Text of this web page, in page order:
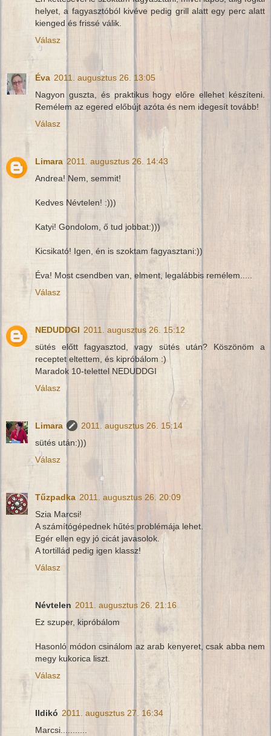
helyet, a fagyasztóból kivéve pedig grill alatt egy perc alatt
kienged és frissé válik.
Válasz
Éva 2011. augusztus 26. 13:05
Nagyon guszta, és praktikus hogy előre ellehet készíteni.
Remélem az egered előbújt azóta és nem idegesít tovább!
Válasz
Limara 2011. augusztus 26. 14:43
Andrea! Nem, semmit!
Kedves Névtelen! :)))
Katyi! Gondolom, ő tud jobbat:)))
Kicsikató! Igen, én is szoktam fagyasztani:))
Éva! Most csendben van, elment, legalábbis remélem.....
Válasz
NEDUDDGI 2011. augusztus 26. 15:12
sütés előtt fagyasztod, vagy sütés után? Köszönöm a
receptet eltettem, és kipróbálom :)
Maradok 10-telettel NEDUDDGI
Válasz
Limara
2011. augusztus 26. 15:14
sütés után:)))
Válasz
Tűzpadka 2011. augusztus 26. 20:09
Szia Marcsi!
A számítógépednek hűtés problémája lehet.
Egér ellen egy jó cicát javasolok.
A tortillád pedig igen klassz!
Válasz
Névtelen 2011. augusztus 26. 21:16
Ez szuper, kipróbálom
Hasonló módon csinálom az arab kenyeret, csak abba nem
megy kukorica liszt.
Válasz
Ildikó 2011. augusztus 27. 16:34
Marcsi...........